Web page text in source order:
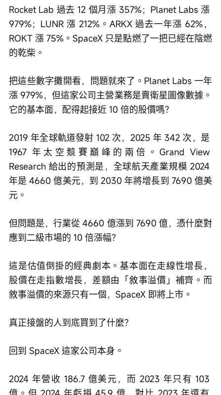
Rocket Lab 過去 12 個月漲 357%；Planet Labs 漲
979%；LUNR 漲 212%。ARKX 過去一年漲 62%，
ROKT 漲 75%。SpaceX 只是點燃了一把已經在陰燃
的乾柴。
把這些數字攤開看，問題就來了。Planet Labs 一年
漲 979%，但這家公司主營業務是賣衛星圖像數據。
它的基本面，配得起接近 10 倍的股價嗎？
2019 年全球軌道發射 102 次，2025 年 342 次，是
1967 年太空競賽巔峰的兩倍。Grand View
Research 給出的預測是，全球航天產業規模 2024
年是 4660 億美元，到 2030 年將增長到 7690 億美
元。
但問題是，行業從 4660 億漲到 7690 億，憑什麼對
應到二級市場的 10 倍漲幅？
這是估值倒掛的經典劇本。基本面在走線性增長，
股價在走指數增長，差額由「敘事溢價」補齊。而
敘事溢價的來源只有一個，SpaceX 即將上市。
真正接盤的人到底買到了什麼？
回到 SpaceX 這家公司本身。
2024 年營收 186.7 億美元，而 2023 年只有 103